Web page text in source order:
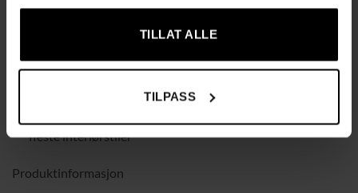
TILLAT ALLE
TILPASS
Vanntett materiale som passer på bad, kjøkken, vaskerom
fleste interiørstiler
Produktinformasjon